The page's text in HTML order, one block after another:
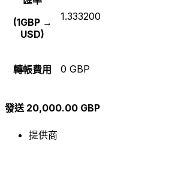
(1GBP →
USD)
1.333200
轉帳費用 0 GBP
發送 20,000.00 GBP
提供商